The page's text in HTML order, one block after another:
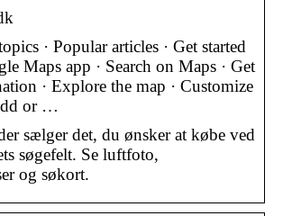
· Popular articles · Get started
Maps app · Search on Maps · Get
· Explore the map · Customize
or …
sælger det, du ønsker at købe ved
søgefelt. Se luftfoto,
og søkort.